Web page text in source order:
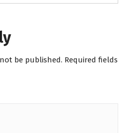
be published. Required fields